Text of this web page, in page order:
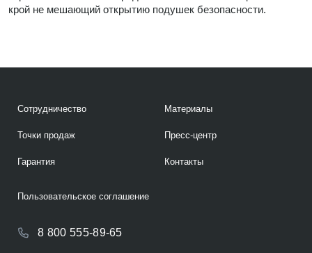
крой не мешающий открытию подушек безопасности.
Сотрудничество
Точки продаж
Гарантия
Материалы
Пресс-центр
Контакты
8 800 555-89-65
Пользовательское соглашение